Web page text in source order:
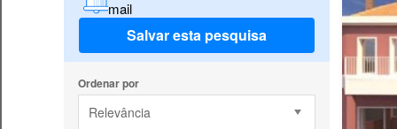
mail
Salvar esta pesquisa
Ordenar por
Relevância